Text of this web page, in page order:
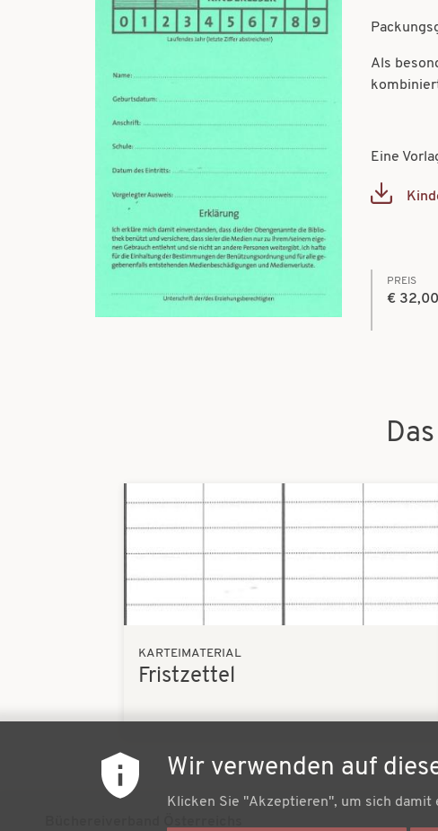
Als
Eine
Document
PREIS
€ 32,00
KARTEIMATERIAL
Fristzettel
Wir verwenden auf
Klicken Sie "Akzeptieren", um sich damit